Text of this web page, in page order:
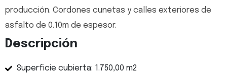
producción. Cordones cunetas y calles exteriores de
asfalto de 0.10m de espesor.
Descripción
Superficie cubierta: 1.750,00 m2